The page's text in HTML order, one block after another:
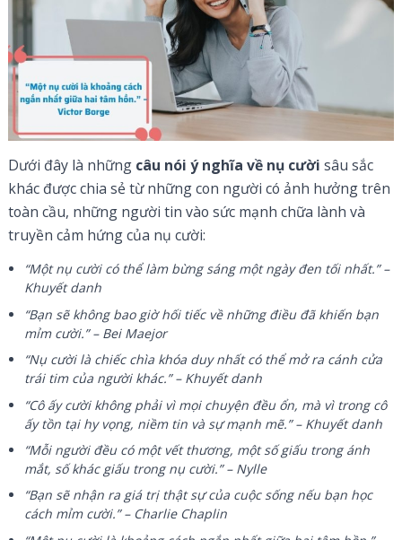
Dưới đây là những câu nói ý nghĩa về nụ cười sâu sắc
khác được chia sẻ từ những con người có ảnh hưởng trên
toàn cầu, những người tin vào sức mạnh chữa lành và
truyền cảm hứng của nụ cười:
“Một nụ cười có thể làm bừng sáng một ngày đen tối nhất.” –
Khuyết danh
“Bạn sẽ không bao giờ hối tiếc về những điều đã khiến bạn
mỉm cười.” – Bei Maejor
“Nụ cười là chiếc chìa khóa duy nhất có thể mở ra cánh cửa
trái tim của người khác.” – Khuyết danh
“Cô ấy cười không phải vì mọi chuyện đều ổn, mà vì trong cô
ấy tồn tại hy vọng, niềm tin và sự mạnh mẽ.” – Khuyết danh
“Mỗi người đều có một vết thương, một số giấu trong ánh
mắt, số khác giấu trong nụ cười.” – Nylle
“Bạn sẽ nhận ra giá trị thật sự của cuộc sống nếu bạn học
cách mỉm cười.” – Charlie Chaplin